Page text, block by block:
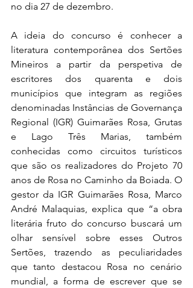
no dia 27 de dezembro.
A ideia do concurso é conhecer a
literatura contemporânea dos Sertões
Mineiros a partir da perspetiva de
escritores dos quarenta e dois
municípios que integram as regiões
denominadas Instâncias de Governança
Regional (IGR) Guimarães Rosa, Grutas
e Lago Três Marias, também
conhecidas como circuitos turísticos
que são os realizadores do Projeto 70
anos de Rosa no Caminho da Boiada. O
gestor da IGR Guimarães Rosa, Marco
André Malaquias, explica que “a obra
literária fruto do concurso buscará um
olhar sensível sobre esses Outros
Sertões, trazendo as peculiaridades
que tanto destacou Rosa no cenário
mundial, a forma de escrever que se